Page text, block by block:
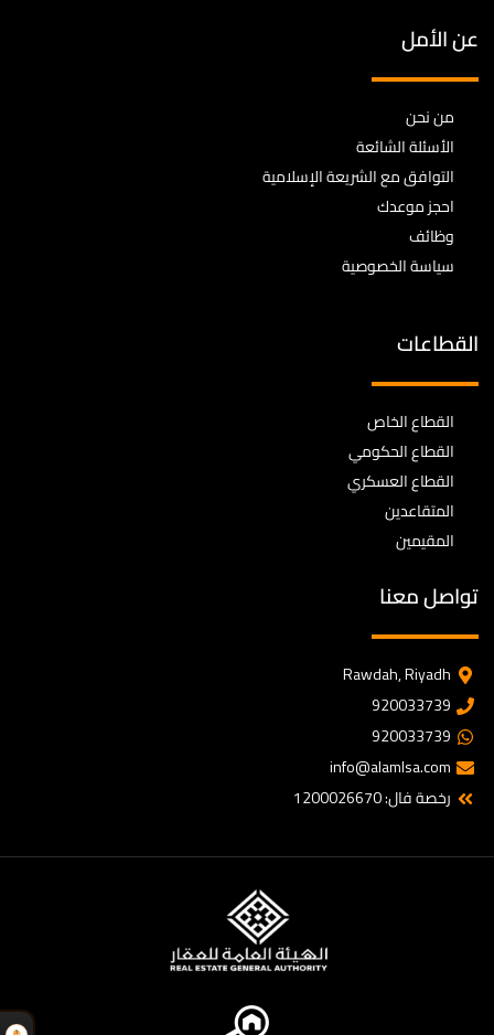
عن الأمل
من نحن
الأسئلة الشائعة
التوافق مع الشريعة الإسلامية
احجز موعدك
وظائف
سياسة الخصوصية
القطاعات
القطاع الخاص
القطاع الحكومي
القطاع العسكري
المتقاعدين
المقيمين
تواصل معنا
Rawdah, Riyadh
920033739
920033739
info@alamlsa.com
رخصة فال: 1200026670